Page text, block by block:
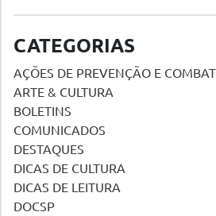
CATEGORIAS
AÇÕES DE PREVENÇÃO E
ARTE & CULTURA
BOLETINS
COMUNICADOS
DESTAQUES
DICAS DE CULTURA
DICAS DE LEITURA
DOCSP